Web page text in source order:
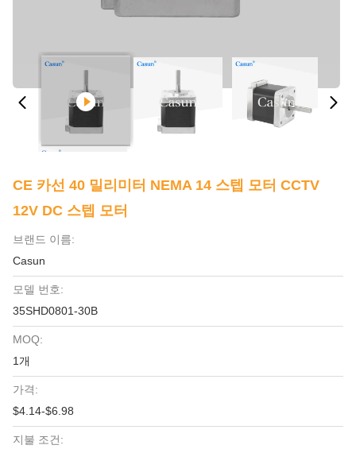
CE 카선 40 밀리미터 NEMA 14 스텝 모터 CCTV
12V DC 스텝 모터
브랜드 이름:
Casun
모델 번호:
35SHD0801-30B
MOQ:
1개
가격:
$4.14-$6.98
지불 조건: